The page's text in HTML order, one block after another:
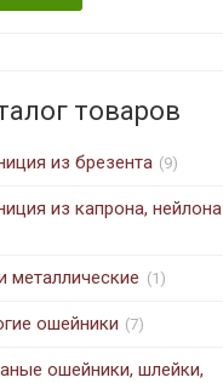
товаров
из брезента (9)
из капрона, нейлона
металлические (1)
ошейники (7)
ошейники, шлейки,